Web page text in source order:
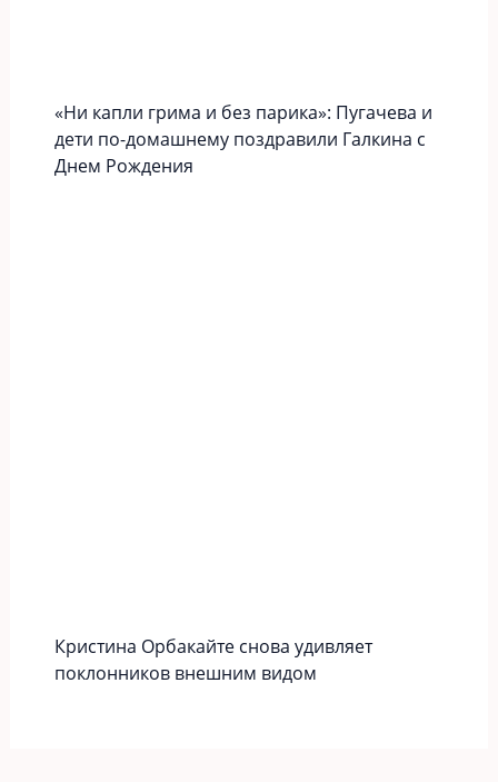
«Ни капли грима и без парика»: Пугачева и
дети по-домашнему поздравили Галкина с
Днем Рождения
Кристина Орбакайте снова удивляет
поклонников внешним видом